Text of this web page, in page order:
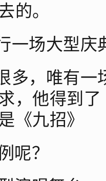
的。
一场大型庆
多，唯有一
，他得到
《九招》
呢？